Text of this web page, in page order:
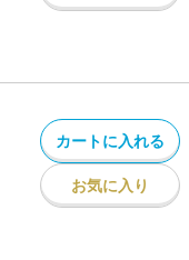
カートに入れる
お気に入り